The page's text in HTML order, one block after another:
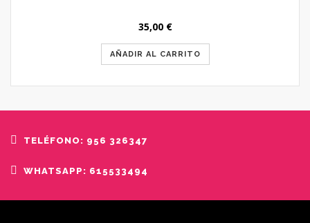
35,00 €
AÑADIR AL CARRITO
TELÉFONO: 956 326347
WHATSAPP: 615533494